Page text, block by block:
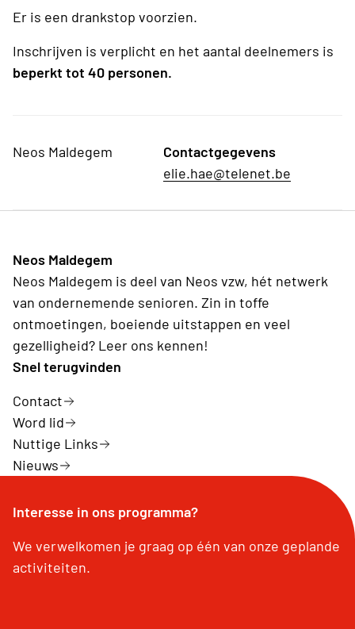
Er is een drankstop voorzien.
Inschrijven is verplicht en het aantal deelnemers is
beperkt tot 40 personen.
Neos Maldegem
Contactgegevens
elie.hae@telenet.be
Neos Maldegem
Neos Maldegem is deel van Neos vzw, hét netwerk
van ondernemende senioren. Zin in toffe
ontmoetingen, boeiende uitstappen en veel
gezelligheid? Leer ons kennen!
Snel terugvinden
Contact
Word lid
Nuttige Links
Nieuws
Interesse in ons programma?
We verwelkomen je graag op één van onze geplande
activiteiten.